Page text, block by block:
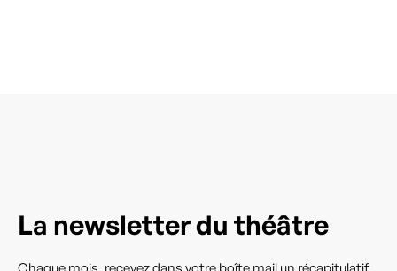
La newsletter du théâtre